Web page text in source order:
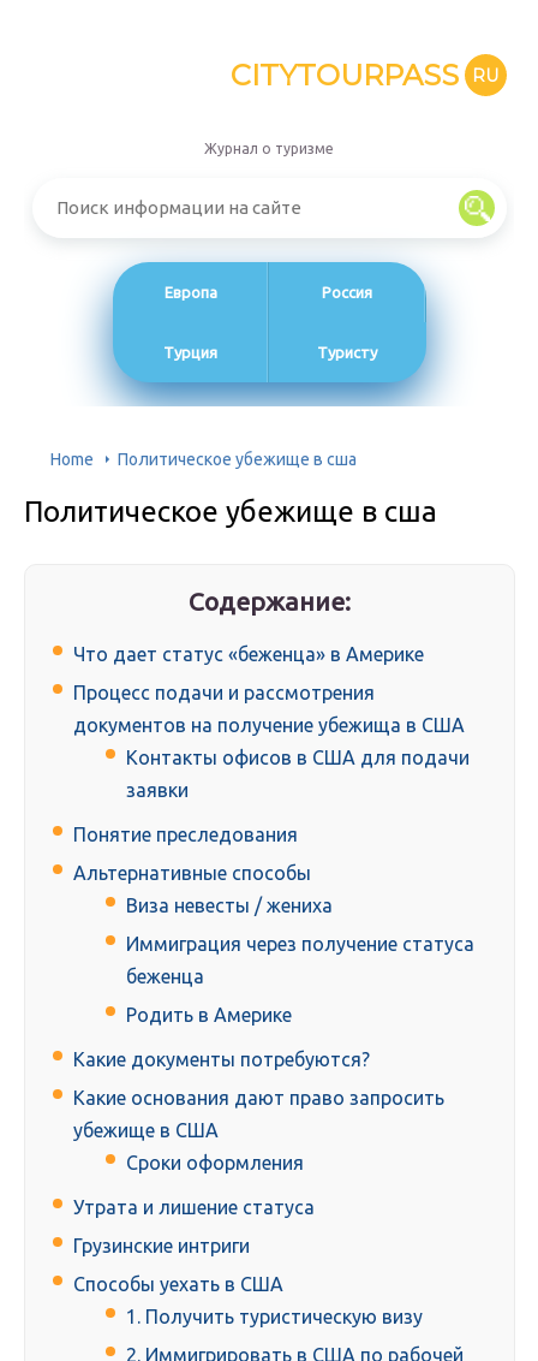
CITYTOURPASS RU
Журнал о туризме
Европа Россия
Турция Туристу
Home Политическое убежище в сша
Политическое убежище в сша
Содержание:
Что дает статус «беженца» в Америке
Процесс подачи и рассмотрения
документов на получение убежища в США
Контакты офисов в США для подачи
заявки
Понятие преследования
Альтернативные способы
Виза невесты / жениха
Иммиграция через получение статуса
беженца
Родить в Америке
Какие документы потребуются?
Какие основания дают право запросить
убежище в США
Сроки оформления
Утрата и лишение статуса
Грузинские интриги
Способы уехать в США
1. Получить туристическую визу
2. Иммигрировать в США по рабочей